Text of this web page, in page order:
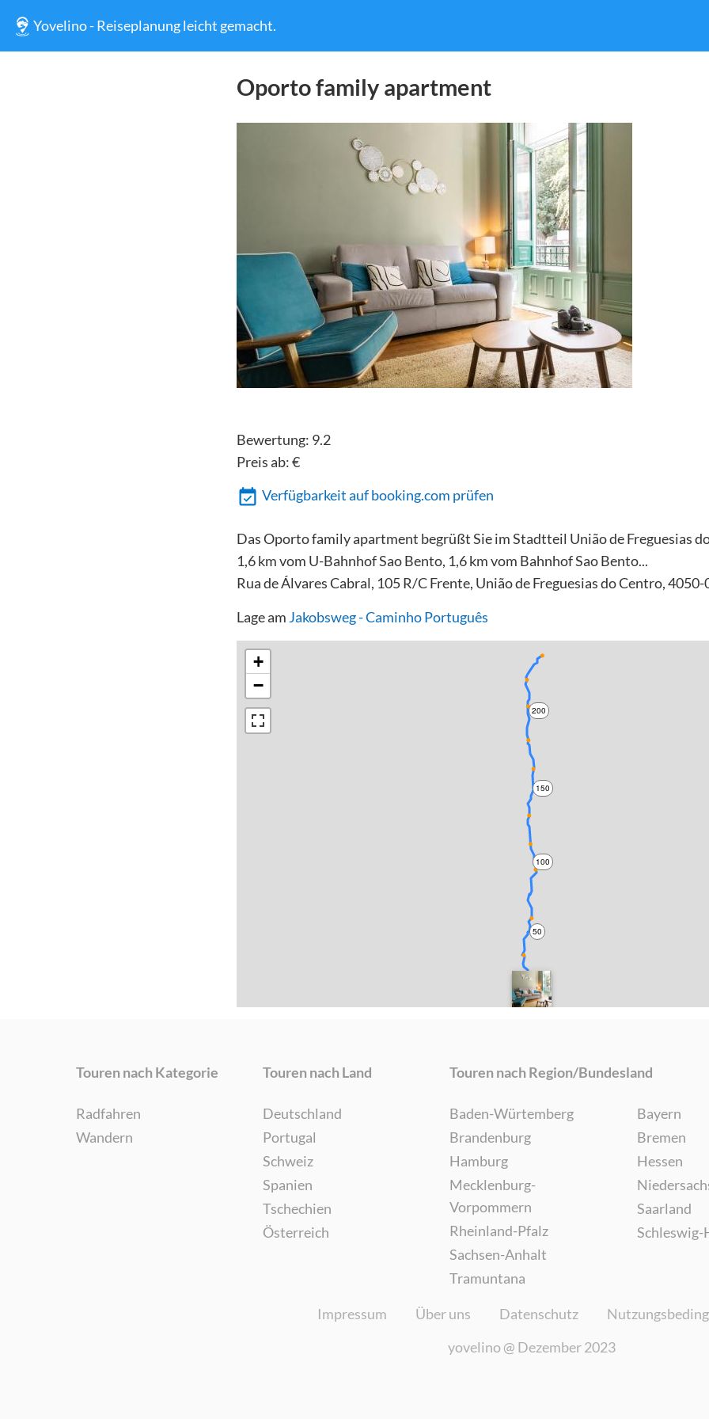
Yovelino - Reiseplanung leicht gemacht.
Oporto family apartment
Bewertung: 9.2
Preis ab:€
Verfügbarkeit auf booking.com prüfen
Das Oporto family apartment begrüßt Sie im Stadtteil União de Freguesias
1,6 km vom U-Bahnhof Sao Bento, 1,6 km vom Bahnhof Sao Bento...
Rua de Álvares Cabral, 105 R/C Frente, União de Freguesias do Centro,
Lage am Jakobsweg - Caminho Português
0
50
100
150
200
+
−
Touren nach Kategorie
Radfahren
Wandern
Touren nach Land
Deutschland
Portugal
Schweiz
Spanien
Tschechien
Österreich
Touren nach Region/Bundesland
Baden-Würtemberg
Brandenburg
Hamburg
Mecklenburg-
Vorpommern
Rheinland-Pfalz
Sachsen-Anhalt
Tramuntana
Bayern
Bremen
Hessen
Saarland
Impressum Über uns Datenschutz
yovelino @ Dezember 2023